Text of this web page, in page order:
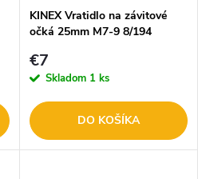
KINEX Vratidlo na závitové
očká 25mm M7-9 8/194
€7
Skladom 1 ks
DO KOŠÍKA